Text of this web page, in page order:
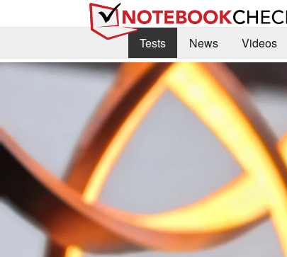
Tests
News Videos